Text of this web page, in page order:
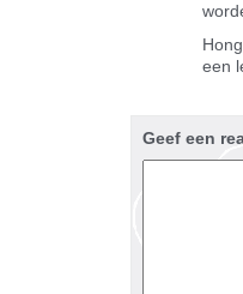
een
Geef een